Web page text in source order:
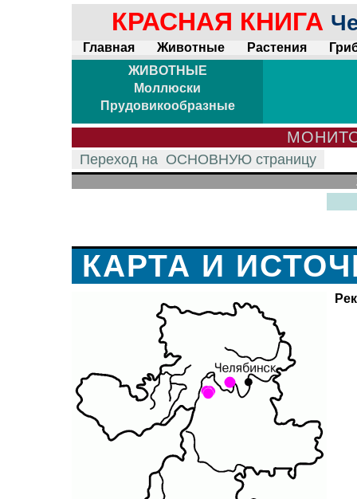
КРАСНАЯ КНИГА
Главная Животные Растения
ЖИВОТНЫЕ
Моллюски
Прудовикообразные
Переход на ОСНОВНУЮ страницу
КАРТА И